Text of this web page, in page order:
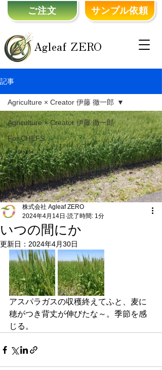
Agleaf ZERO
ご注文 サンプル依頼
記事
Agriculture × Creator 伊藤 徹一郎
For CHEFS
Agriculture × Creator 伊藤 徹一郎
いつの間にか
株式会社 Agleaf ZERO
2024年4月14日 読了時間: 1分
更新日： 2024年4月30日
アスパラガスの収穫終えてふと、麦に
穂がつき背丈が伸びたな～。季節を感
じる。